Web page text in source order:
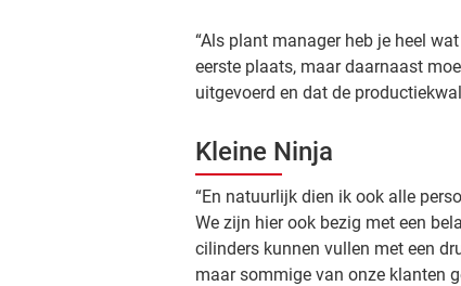
“Als plant manager heb je heel
eerste plaats, maar daarnaast
uitgevoerd en dat de
Kleine Ninja
“En natuurlijk dien ik ook alle
We zijn hier ook bezig met een
cilinders kunnen vullen met een
maar sommige van onze klanten